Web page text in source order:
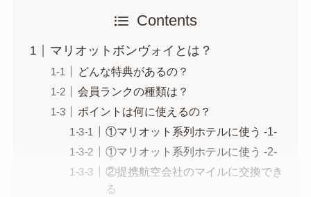
Contents
マリオットボンヴォイとは？
どんな特典があるの？
会員ランクの種類は？
ポイントは何に使えるの？
①マリオット系列ホテルに使う -1-
①マリオット系列ホテルに使う -2-
②提携航空会社のマイルに交換でき
る